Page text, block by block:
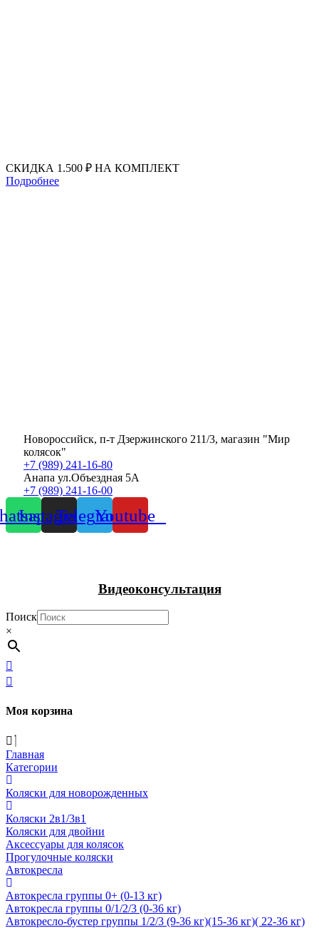
СКИДКА 1.500 ₽ НА КОМПЛЕКТ
Подробнее
Новороссийск, п-т Дзержинского 211/3, магазин "Мир
колясок"
+7 (989) 241-16-80
Анапа ул.Объездная 5А
+7 (989) 241-16-00
InstagramTelegramYoutube
Видеоконсультация
Поиск
×
Моя корзина
Главная
Категории
Коляски для новорожденных
Коляски 2в1/3в1
Коляски для двойни
Аксессуары для колясок
Прогулочные коляски
Автокресла
Автокресла группы 0+ (0-13 кг)
Автокресла группы 0/1/2/3 (0-36 кг)
Автокресло-бустер группы 1/2/3 (9-36 кг)(15-36 кг)( 22-36 кг)